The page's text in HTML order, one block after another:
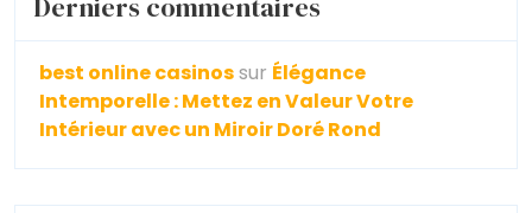
Derniers commentaires
best online casinossur Élégance
Intemporelle : Mettez en Valeur Votre
Intérieur avec un Miroir Doré Rond